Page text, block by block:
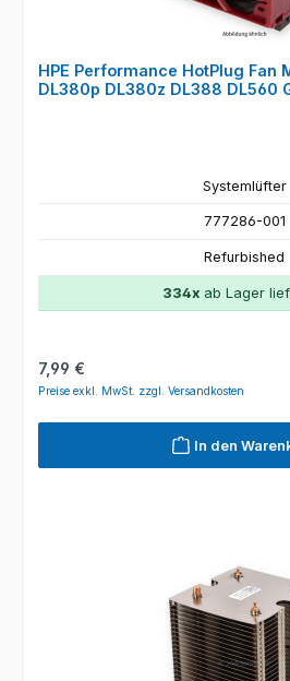
HPE Performance HotPlug Fan
DL380p DL380z DL388 DL560
Systemlüfter
777286-001
Refurbished
334xab Lager
Regulärer Preis:
7,99 €
Preise exkl. MwSt. zzgl. Versandkosten
In den